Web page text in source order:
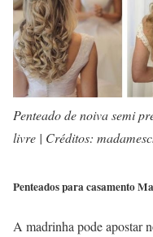
Penteado de noiva semi
livre | Créditos:
Penteados para casamento
A madrinha pode apostar